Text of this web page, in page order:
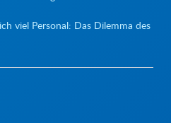
viel Personal: Das Dilemma des